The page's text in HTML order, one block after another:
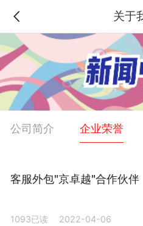
关于
公司简介 企业荣誉
客服外包"京卓越"合作伙伴
1093已读 2022-04-06